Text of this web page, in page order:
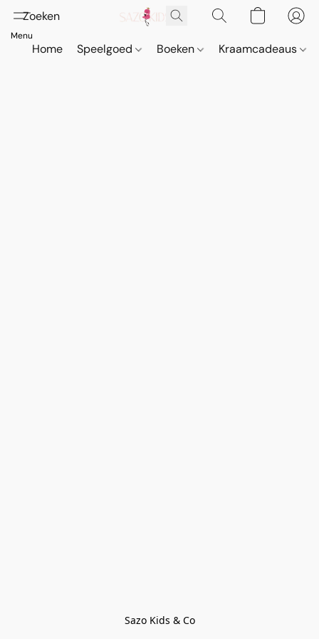
Home Speelgoed Boeken Kraamcadeaus
Sazo Kids & Co